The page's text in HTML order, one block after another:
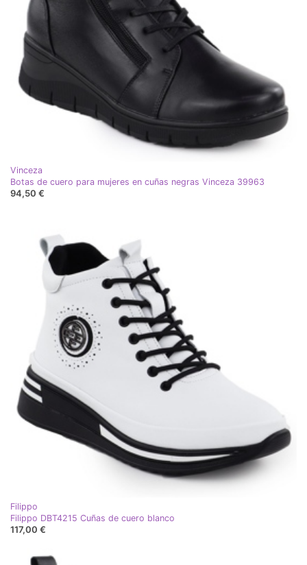
Vinceza
Botas de cuero para mujeres en cuñas negras Vinceza 39963
94,50 €
Filippo
Filippo DBT4215 Cuñas de cuero blanco
117,00 €